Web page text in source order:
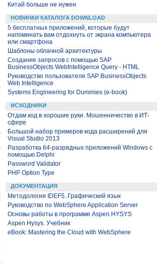
Китай больше не нужен
НОВИНКИ КАТАЛОГА DOWNLOAD
5 бесплатных приложений, которые будут
напоминать вам отдохнуть от экрана компьютера
или смартфона
Шаблоны облачной архитектуры
Создание запросов с помощью SAP
BusinessObjects WebIntelligence Query - HTML
Руководство пользователя SAP BusinessObjects
Web Intelligence
Systems Engineering for Dummies (e-book)
ИСХОДНИКИ
Отдам код в хорошие руки. Мошенничество в ИТ-
сфере
Большой набор примеров кода расширений для
Visual Studio 2013
Разработка 64-разрядных приложений Windows с
помощью Delphi
Password Validator
PHP Option Type
ДОКУМЕНТАЦИЯ
Методология IDEF5. Графический язык
Руководство по WebSphere Application Server
Основы работы в программе Aspen HYSYS
Aspen Hysys. Учебник
eBook: Mastering the Cloud with WebSphere